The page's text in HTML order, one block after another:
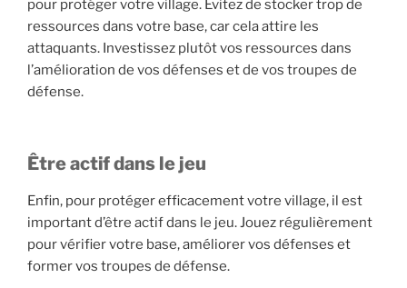
pour protéger votre village. Évitez de stocker trop de
ressources dans votre base, car cela attire les
attaquants. Investissez plutôt vos ressources dans
l’amélioration de vos défenses et de vos troupes de
défense.
Être actif dans le jeu
Enfin, pour protéger efficacement votre village, il est
important d’être actif dans le jeu. Jouez régulièrement
pour vérifier votre base, améliorer vos défenses et
former vos troupes de défense.